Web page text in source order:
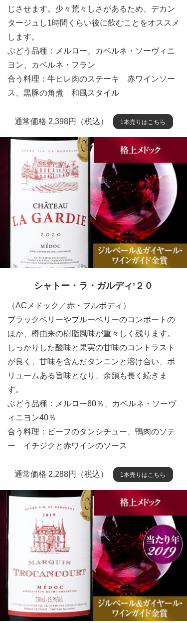
じさせます。少々荒々しさがあるため、デカン
タージュし1時間くらい後に飲むことをオススメ
します。
ぶどう品種：メルロー、カベルネ・ソーヴィニ
ヨン、カベルネ・フラン
合う料理：牛ヒレ肉のステーキ 赤ワインソー
ス、黒豚の角煮 和風スタイル
通常価格 2,398円（税込） 1本売りはこちら
シャトー・ラ・ガルディ’２０
（ACメドック／赤・フルボディ）
ブラックベリーやブルーベリーのコンポートの
ほか、樽由来の樹脂風味が重々しく残ります。
しっかりした酸味と果実の甘味のコントラスト
が良く、甘味を含んだタンニンと溶け合い、ボ
リュームある旨味となり、余韻も長く続きま
す。
ぶどう品種：メルロー60％、カベルネ・ソーヴ
ィニヨン40％
合う料理：ビーフのタンシチュー、鴨肉のソテ
ー イチジクと赤ワインのソース
通常価格 2,288円（税込） 1本売りはこちら